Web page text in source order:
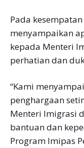
Pada
menyampaikan
kepada Menteri
perhatian dan
“Kami
penghargaan
Menteri Imigrasi
bantuan dan
Program Imipas